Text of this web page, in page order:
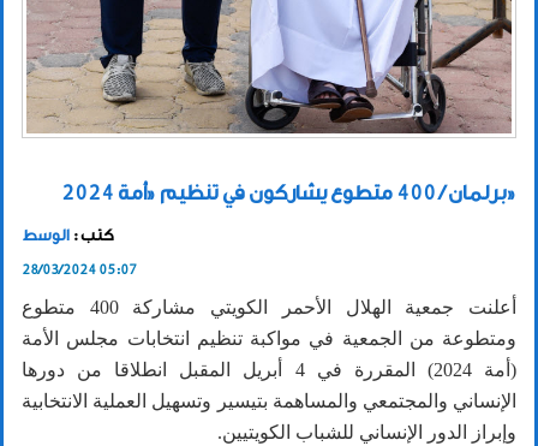
برلمان / 400 متطوع يشاركون في تنظيم «أمة 2024»
كتب : الوسط
28/03/2024 05:07
أعلنت جمعية الهلال الأحمر الكويتي مشاركة 400 متطوع
ومتطوعة من الجمعية في مواكبة تنظيم انتخابات مجلس الأمة
(أمة 2024) المقررة في 4 أبريل المقبل انطلاقا من دورها
الإنساني والمجتمعي والمساهمة بتيسير وتسهيل العملية الانتخابية
وإبراز الدور الإنساني للشباب الكويتيين.